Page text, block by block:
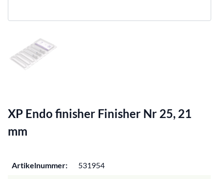
XP Endo finisher Finisher Nr 25, 21
mm
Artikelnummer: 531954